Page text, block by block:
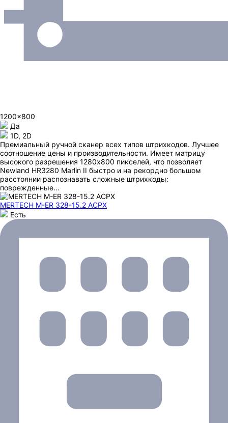
1200x800
Да
1D, 2D
Премиальный ручной сканер всех типов штрихкодов. Лучшее
соотношение цены и производительности. Имеет матрицу
высокого разрешения 1280x800 пикселей, что позволяет
Newland HR3280 Marlin II быстро и на рекордно большом
расстоянии распознавать сложные штрихкоды:
поврежденные...
MERTECH M-ER 328-15.2 ACPX
Есть